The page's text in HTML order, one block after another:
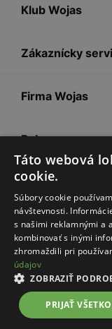
Klub Wojas
Zákaznícky
Firma Wojas
Pokyny
Nákupný poriadok
Táto webová
cookie.
Súbory cookie
návštevnosti.
s našimi reklamnými a
kombinovať s inými
zhromaždili pri
údajov
ZOBRAZIŤ
PRIJAŤ VŠETKO